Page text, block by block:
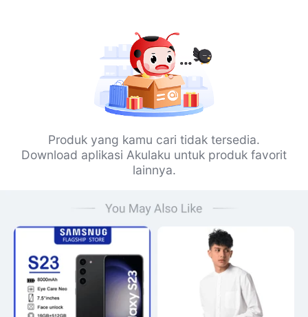
Produk yang kamu cari tidak tersedia.
Download aplikasi Akulaku untuk produk favorit
lainnya.